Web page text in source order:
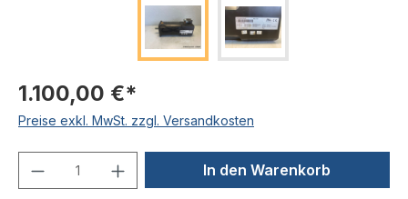
1.100,00 €*
Preise exkl. MwSt. zzgl. Versandkosten
Produkt Anzahl: Gib denIn den Warenkorb